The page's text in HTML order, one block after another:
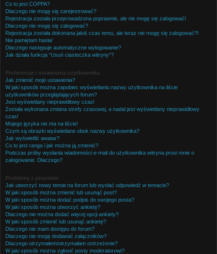
Co to jest COPPA?
Dlaczego nie mogę się zarejestrować?
Rejestracja została przeprowadzona poprawnie, ale nie mogę się zalogować!
Dlaczego nie mogę się zalogować?
Rejestracja została dokonana jakiś czas temu, ale teraz nie mogę się zalogować?!
Nie pamiętam hasła!
Dlaczego następuje automatyczne wylogowanie?
Jak działa funkcja “Usuń ciasteczka witryny”?
Preferencje i ustawienia użytkownika
Jak zmienić moje ustawienia?
W jaki sposób można zapobiec wyświetlaniu nazwy użytkownika na liście
użytkowników przeglądających forum?
Jest wyświetlany nieprawidłowy czas!
Została wykonana zmiana strefy czasowej, a nadal jest wyświetlany nieprawidłowy
czas!
Mojego języka nie ma na liście!
Czym są obrazki wyświetlane obok nazwy użytkownika?
Jak wyświetlić awatar?
Co to jest ranga i jak można ją zmienić?
Podczas próby wysłania wiadomości e-mail do użytkownika witryna prosi mnie o
zalogowanie. Dlaczego?
Problemy z pisaniem
Jak utworzyć nowy temat na forum lub wysłać odpowiedź w temacie?
W jaki sposób można zmienić lub usunąć post?
W jaki sposób można dodać podpis do swojego posta?
W jaki sposób można utworzyć ankietę?
Dlaczego nie można dodać więcej opcji ankiety?
W jaki sposób zmienić lub usunąć ankietę?
Dlaczego nie mam dostępu do forum?
Dlaczego nie mogę dodawać załączników?
Dlaczego otrzymałem/otrzymałam ostrzeżenie?
W jaki sposób można zgłosić posty moderatorowi?